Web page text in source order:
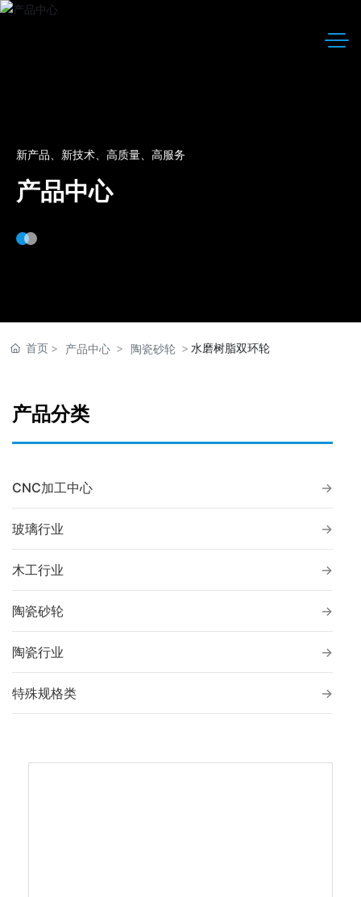
产品中心
新产品、新技术、高质量、高服务
首页 产品中心 陶瓷砂轮 水磨树脂双环轮
产品分类
CNC加工中心
玻璃行业
木工行业
陶瓷砂轮
陶瓷行业
特殊规格类